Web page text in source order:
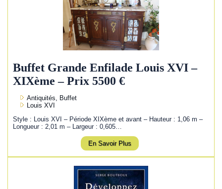
Buffet Grande Enfilade Louis XVI –
XIXème – Prix 5500 €
Antiquités, Buffet
Louis XVI
Style : Louis XVI – Période XIXème et avant – Hauteur : 1,06 m –
Longueur : 2,01 m – Largeur : 0,605…
En Savoir Plus